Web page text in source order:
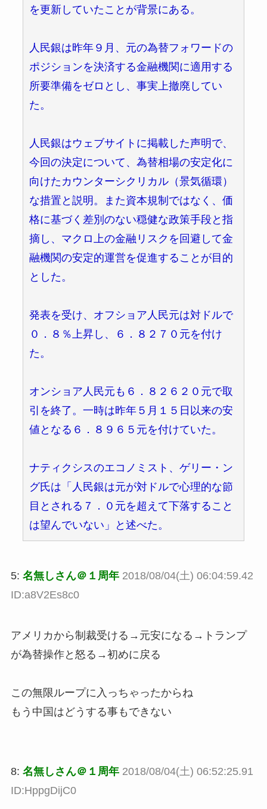
を更新していたことが背景にある。
人民銀は昨年９月、元の為替フォワードの
ポジションを決済する金融機関に適用する
所要準備をゼロとし、事実上撤廃してい
た。
人民銀はウェブサイトに掲載した声明で、
今回の決定について、為替相場の安定化に
向けたカウンターシクリカル（景気循環）
な措置と説明。また資本規制ではなく、価
格に基づく差別のない穏健な政策手段と指
摘し、マクロ上の金融リスクを回避して金
融機関の安定的運営を促進することが目的
とした。
発表を受け、オフショア人民元は対ドルで
０．８％上昇し、６．８２７０元を付け
た。
オンショア人民元も６．８２６２０元で取
引を終了。一時は昨年５月１５日以来の安
値となる６．８９６５元を付けていた。
ナティクシスのエコノミスト、ゲリー・ン
グ氏は「人民銀は元が対ドルで心理的な節
目とされる７．０元を超えて下落すること
は望んでいない」と述べた。
5: 名無しさん＠１周年 2018/08/04(土) 06:04:59.42
ID:a8V2Es8c0
アメリカから制裁受ける→元安になる→トランプ
が為替操作と怒る→初めに戻る
この無限ループに入っちゃったからね
もう中国はどうする事もできない
8: 名無しさん＠１周年 2018/08/04(土) 06:52:25.91
ID:HppgDijC0